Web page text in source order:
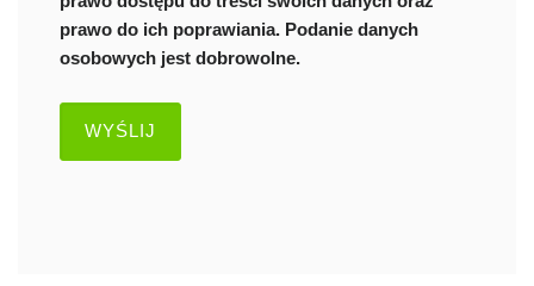
prawo do ich poprawiania. Podanie danych
osobowych jest dobrowolne.